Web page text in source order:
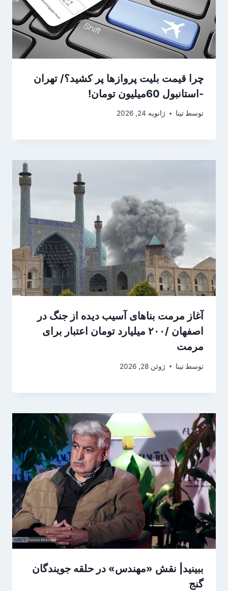
چرا قیمت بلیت پروازها پر کشید؟/ تهران
-استانبول 60میلیون تومان!
توسط تینا ژانویه 24, 2026
آغاز مرمت بناهای آسیب دیده از جنگ در
اصفهان /۲۰۰ میلیارد تومان اعتبار برای
مرمت
توسط تینا ژوئن 28, 2026
ببینید| نقش «مهندس» در حلقه جویندگان
گنج